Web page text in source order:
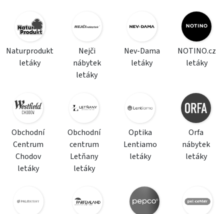
Naturprodukt
letáky
Nejči
nábytek
letáky
Nev-Dama
letáky
NOTINO.cz
letáky
Obchodní
Centrum
Chodov
letáky
Obchodní
centrum
Letňany
letáky
Optika
Lentiamo
letáky
Orfa
nábytek
letáky